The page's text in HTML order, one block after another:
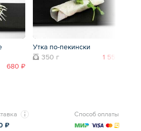
680 ₽
Утка по-пекински
350 г
1 550 ₽
₽
Способ оплаты